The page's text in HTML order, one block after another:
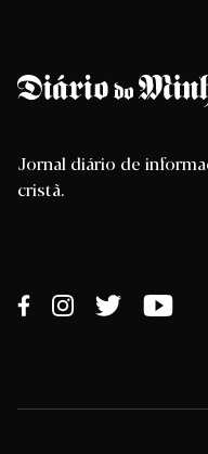
Jornal diário de
cristã.